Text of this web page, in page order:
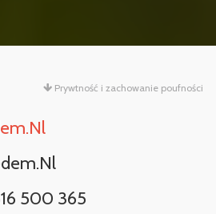
Prywtność i zachowanie poufności
500 365